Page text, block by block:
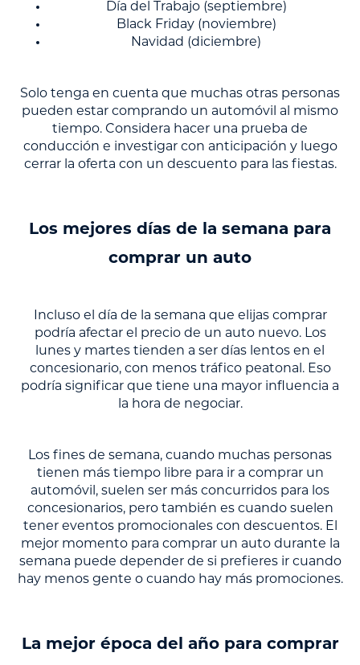
Día del Trabajo (septiembre)
Black Friday (noviembre)
Navidad (diciembre)
Solo tenga en cuenta que muchas otras personas
pueden estar comprando un automóvil al mismo
tiempo. Considera hacer una prueba de
conducción e investigar con anticipación y luego
cerrar la oferta con un descuento para las fiestas.
Los mejores días de la semana para
comprar un auto
Incluso el día de la semana que elijas comprar
podría afectar el precio de un auto nuevo. Los
lunes y martes tienden a ser días lentos en el
concesionario, con menos tráfico peatonal. Eso
podría significar que tiene una mayor influencia a
la hora de negociar.
Los fines de semana, cuando muchas personas
tienen más tiempo libre para ir a comprar un
automóvil, suelen ser más concurridos para los
concesionarios, pero también es cuando suelen
tener eventos promocionales con descuentos. El
mejor momento para comprar un auto durante la
semana puede depender de si prefieres ir cuando
hay menos gente o cuando hay más promociones.
La mejor época del año para comprar